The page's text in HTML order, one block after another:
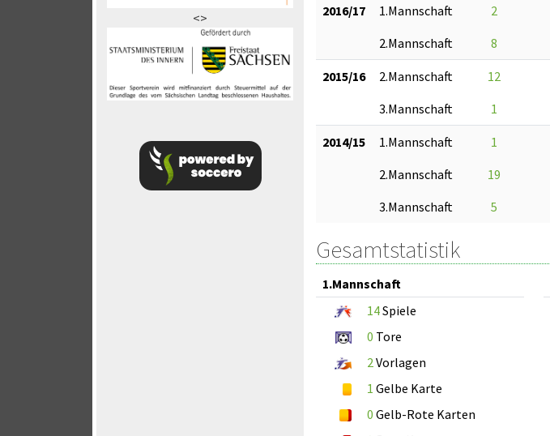
<> 2016/17 1.Mannschaft 2
2.Mannschaft
8
2015/16 2.Mannschaft 12
3.Mannschaft
1
2014/15 1.Mannschaft 1
2.Mannschaft
19
3.Mannschaft
5
Gesamtstatistik
1.Mannschaft
14Spiele
0 Tore
2 Vorlagen
1 Gelbe Karte
0 Gelb-Rote Karten